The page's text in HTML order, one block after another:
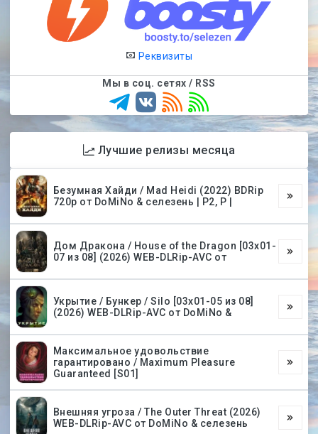
Реквизиты
Мы в соц. сетях / RSS
Лучшие релизы месяца
Безумная Хайди / Mad Heidi (2022) BDRip
720p от DoMiNo & селезень | P2, P |
Дом Дракона / House of the Dragon [03х01-
07 из 08] (2026) WEB-DLRip-AVC от
Укрытие / Бункер / Silo [03х01-05 из 08]
(2026) WEB-DLRip-AVC от DoMiNo &
Максимальное удовольствие
гарантировано / Maximum Pleasure
Guaranteed [S01]
Внешняя угроза / The Outer Threat (2026)
WEB-DLRip-AVC от DoMiNo & селезень